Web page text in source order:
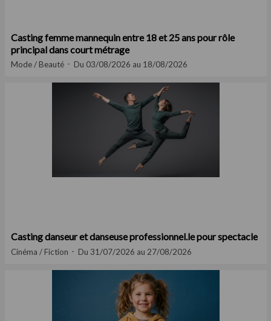
Casting femme mannequin entre 18 et 25 ans pour rôle
principal dans court métrage
Mode / Beauté Du 03/08/2026 au 18/08/2026
Casting danseur et danseuse professionnel.le pour spectacle
Cinéma / Fiction Du 31/07/2026 au 27/08/2026